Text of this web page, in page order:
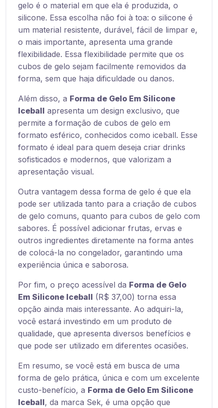
gelo é o material em que ela é produzida, o
silicone. Essa escolha não foi à toa: o silicone é
um material resistente, durável, fácil de limpar e,
o mais importante, apresenta uma grande
flexibilidade. Essa flexibilidade permite que os
cubos de gelo sejam facilmente removidos da
forma, sem que haja dificuldade ou danos.
Além disso, a Forma de Gelo Em Silicone
Iceball apresenta um design exclusivo, que
permite a formação de cubos de gelo em
formato esférico, conhecidos como iceball. Esse
formato é ideal para quem deseja criar drinks
sofisticados e modernos, que valorizam a
apresentação visual.
Outra vantagem dessa forma de gelo é que ela
pode ser utilizada tanto para a criação de cubos
de gelo comuns, quanto para cubos de gelo com
sabores. É possível adicionar frutas, ervas e
outros ingredientes diretamente na forma antes
de colocá-la no congelador, garantindo uma
experiência única e saborosa.
Por fim, o preço acessível da Forma de Gelo
Em Silicone Iceball (R$ 37,00) torna essa
opção ainda mais interessante. Ao adquiri-la,
você estará investindo em um produto de
qualidade, que apresenta diversos benefícios e
que pode ser utilizado em diferentes ocasiões.
Em resumo, se você está em busca de uma
forma de gelo prática, única e com um excelente
custo-benefício, a Forma de Gelo Em Silicone
Iceball, da marca Sek, é uma opção que